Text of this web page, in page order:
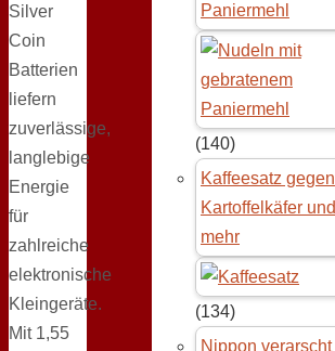
Silver
Coin
Batterien
liefern
zuverlässige,
langlebige
Energie
für
zahlreiche
elektronische
Kleingeräte.
Mit 1,55
Paniermehl
(140)
Kaffeesatz gegen
Kartoffelkäfer und
mehr
(134)
Nippon verarscht